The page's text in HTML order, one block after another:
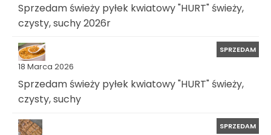
Sprzedam świeży pyłek kwiatowy "HURT" świeży,
czysty, suchy 2026r
18 Marca 2026
SPRZEDAM
Sprzedam świeży pyłek kwiatowy "HURT" świeży,
czysty, suchy
SPRZEDAM